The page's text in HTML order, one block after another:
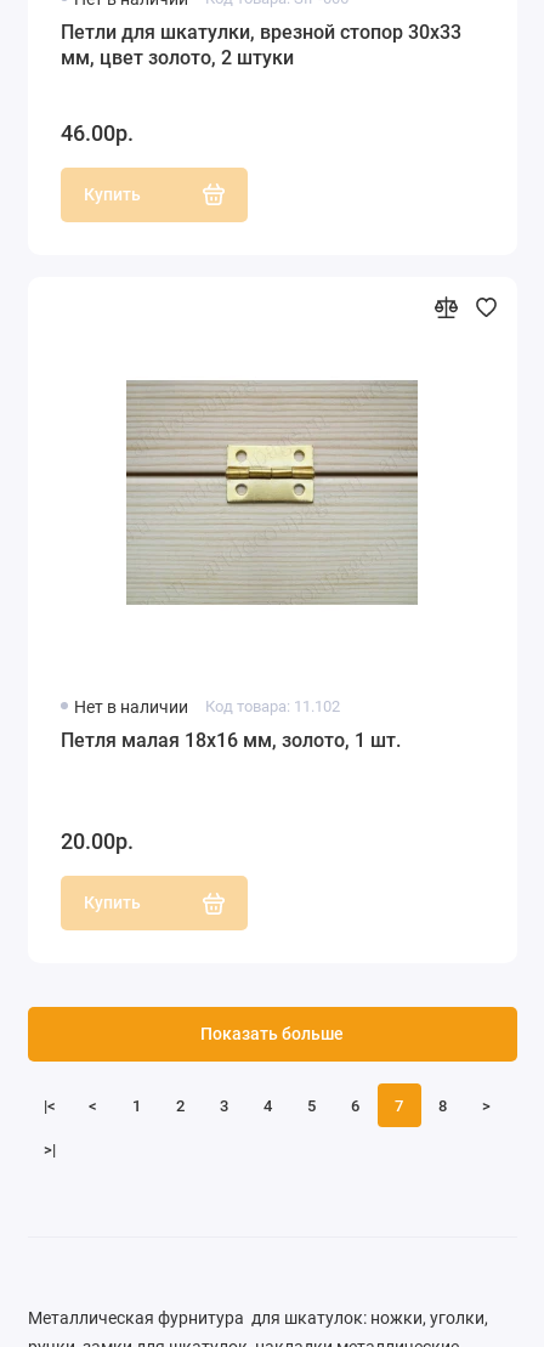
Петли для шкатулки, врезной стопор 30х33
мм, цвет золото, 2 штуки
46.00р.
Купить
Нет в наличии Код товара: 11.102
Петля малая 18х16 мм, золото, 1 шт.
20.00р.
Купить
|< < 1 2 3 4 5 6 7 8 >
>|
Показать больше
Металлическая фурнитура для шкатулок: ножки, уголки,